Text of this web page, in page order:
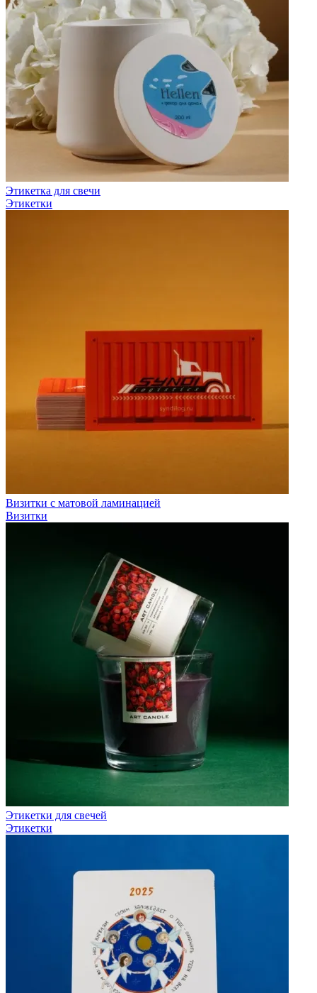
Этикетка для свечи
Этикетки
Визитки с матовой ламинацией
Визитки
Этикетки для свечей
Этикетки